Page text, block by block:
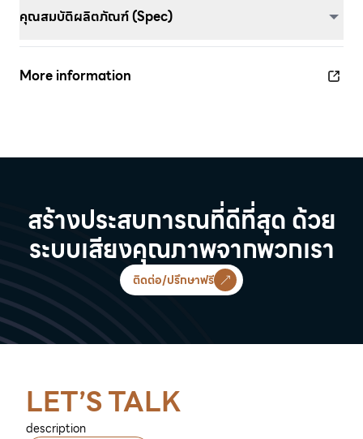
คุณสมบัติผลิตภัณฑ์ (Spec)
More information
สร้างประสบการณที่ดีที่สุด ด้วย
ระบบเสียงคุณภาพจากพวกเรา
ติดต่อ/ปรึกษาฟรี
LET’S TALK
description